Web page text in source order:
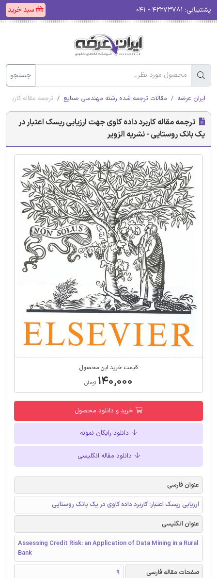
پشتیبانی: سبد خرید
جستجو
ایران عرضه مقالات ترجمه شده رشته مهندسی صنایع ترجمه مقاله
ترجمه مقاله کاربرد داده کاوی جهت ارزیابی ریسک اعتبار در
یک بانک روستایی - نشریه الزویر
قیمت خرید این محصول
۱۴۰,۰۰۰ تومان
خرید و دانلود محصول
دانلود رایگان نمونه
دانلود مقاله انگلیسی
عنوان فارسی
ارزیابی ریسک اعتبار: کاربرد داده کاوی در یک بانک روستایی
عنوان انگلیسی
Assessing Credit Risk: an Application of Data Mining in a Rural
Bank
صفحات مقاله فارسی
9